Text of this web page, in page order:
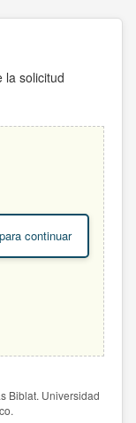
la solicitud
continuar
Biblat. Universidad